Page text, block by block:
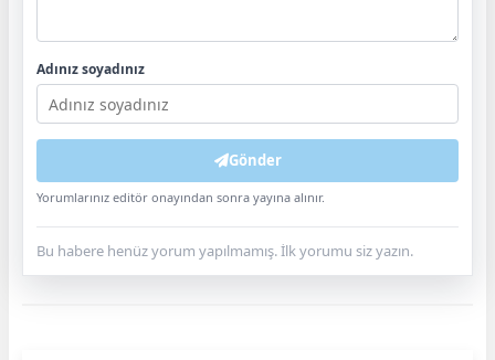
Adınız soyadınız
Gönder
Yorumlarınız editör onayından sonra yayına alınır.
Bu habere henüz yorum yapılmamış. İlk yorumu siz yazın.